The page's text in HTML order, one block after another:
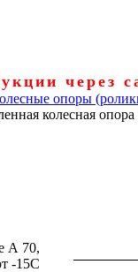
через
опоры
колесная
А 70,
-15С